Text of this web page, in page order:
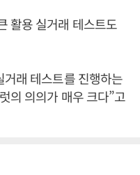
활용 실거래 테스트도
래 테스트를 진행하는
의 의의가 매우 크다”고